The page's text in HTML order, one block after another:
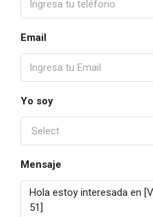
Email
Yo soy
Select
Mensaje